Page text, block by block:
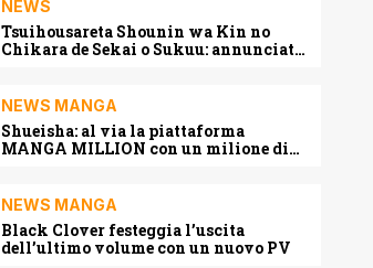
NEWS
Tsuihousareta Shounin wa Kin no
Chikara de Sekai o Sukuu: annunciato
NEWS MANGA
Shueisha: al via la piattaforma
MANGA MILLION con un milione di
NEWS MANGA
Black Clover festeggia l’uscita
dell’ultimo volume con un nuovo PV